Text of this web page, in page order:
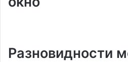
Разновидности